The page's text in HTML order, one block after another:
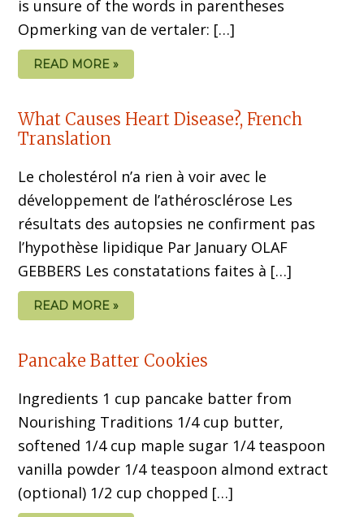
is unsure of the words in parentheses
Opmerking van de vertaler: […]
READ MORE »
What Causes Heart Disease?, French
Translation
Le cholestérol n’a rien à voir avec le
développement de l’athérosclérose Les
résultats des autopsies ne confirment pas
l’hypothèse lipidique Par January OLAF
GEBBERS Les constatations faites à […]
READ MORE »
Pancake Batter Cookies
Ingredients 1 cup pancake batter from
Nourishing Traditions 1/4 cup butter,
softened 1/4 cup maple sugar 1/4 teaspoon
vanilla powder 1/4 teaspoon almond extract
(optional) 1/2 cup chopped […]